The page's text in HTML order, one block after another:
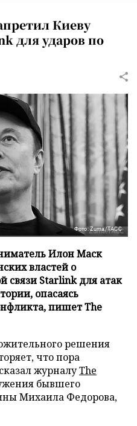
Киеву
для ударов по
Фото: Zuma/ТАСС
Илон Маск
властей о
связи Starlink для атак
опасаясь
пишет The
решения
что пора
журналуThe
бывшего
Михаила Федорова,